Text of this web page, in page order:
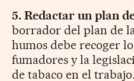
5. Redactar un plan
borrador del plan de
humos debe recoger
fumadores y la
de tabaco en el